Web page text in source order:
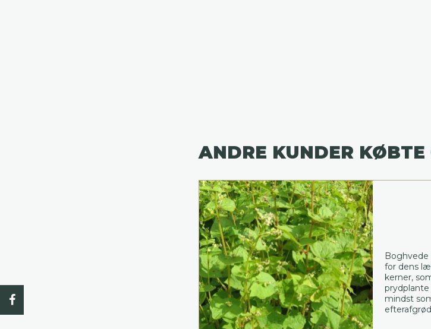
ANDRE KUNDER KØBTE
Boghvede
for dens
kerner,
prydplante
mindst